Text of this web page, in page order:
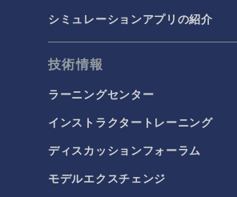
シミュレーションアプリの紹介
技術情報
ラーニングセンター
インストラクタートレーニング
ディスカッションフォーラム
モデルエクスチェンジ